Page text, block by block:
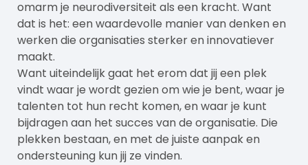
omarm je neurodiversiteit als een kracht. Want
dat is het: een waardevolle manier van denken en
werken die organisaties sterker en innovatiever
maakt.
Want uiteindelijk gaat het erom dat jij een plek
vindt waar je wordt gezien om wie je bent, waar je
talenten tot hun recht komen, en waar je kunt
bijdragen aan het succes van de organisatie. Die
plekken bestaan, en met de juiste aanpak en
ondersteuning kun jij ze vinden.